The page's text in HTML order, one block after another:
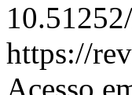
https://